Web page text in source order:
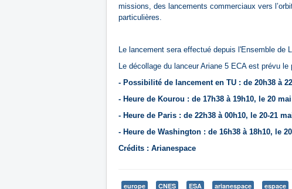
missions, des lancements commerciaux vers
particulières.
Le lancement sera effectué depuis l'Ensemble de
Le décollage du lanceur Ariane 5 ECA est prévu
- Possibilité de lancement en TU : de 20h38 à
- Heure de Kourou : de 17h38 à 19h10, le 20 mai
- Heure de Paris : de 22h38 à 00h10, le 20-21
- Heure de Washington : de 16h38 à 18h10, le
Crédits : Arianespace
europe CNES ESA arianespace espace